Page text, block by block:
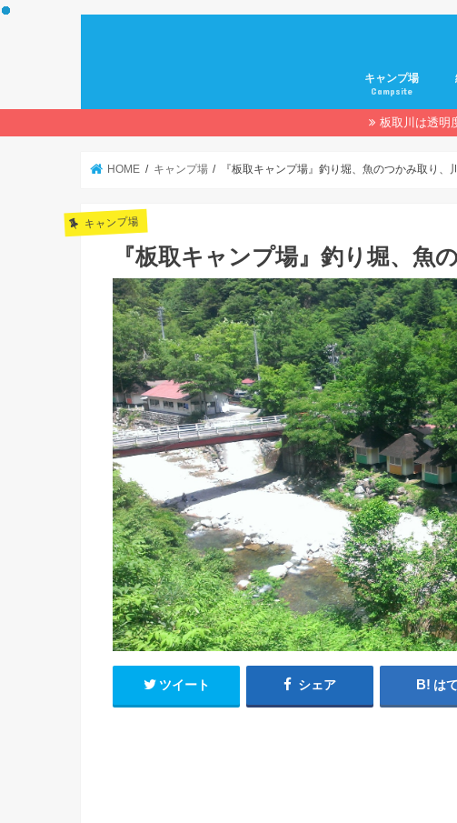
キャンプ場
Campsite
板取川は透明
HOME キャンプ場 『板取キャンプ場』釣り堀、魚のつかみ取り、
キャンプ場
『板取キャンプ場』釣り堀、魚
ツイート シェア は